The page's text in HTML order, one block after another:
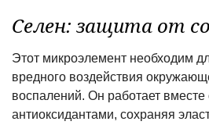
Селен: защита от
Этот микроэлемент необходим
вредного воздействия
воспалений. Он работает вместе
антиоксидантами, сохраняя